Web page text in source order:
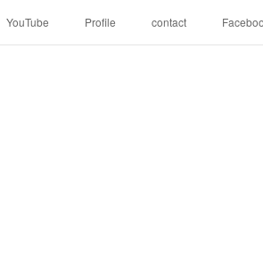
YouTube Profile contact